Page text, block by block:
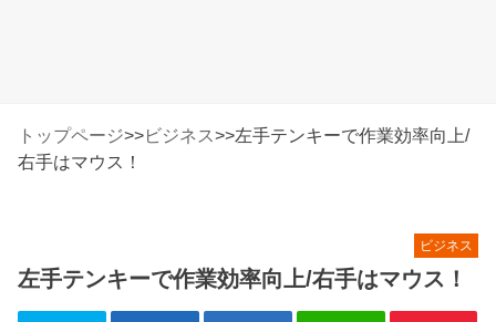
トップページ>>ビジネス>>左手テンキーで作業効率向上/
右手はマウス！
ビジネス
左手テンキーで作業効率向上/右手はマウス！